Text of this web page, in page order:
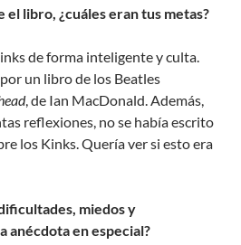
el libro, ¿cuáles eran tus metas?
de forma inteligente y culta.
un libro de los Beatles
, de Ian MacDonald. Además,
reflexiones, no se había escrito
los Kinks. Quería ver si esto era
miedos y
anécdota en especial?